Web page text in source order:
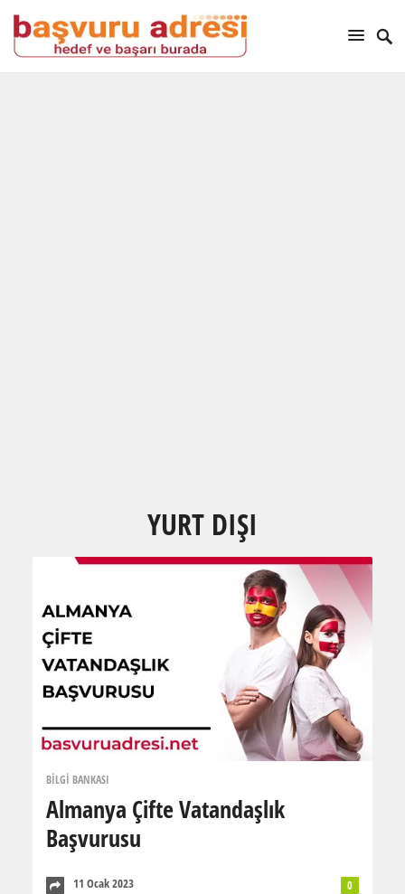
YURT DIŞI
BİLGİ BANKASI
Almanya Çifte Vatandaşlık
Başvurusu
11 Ocak 2023 0